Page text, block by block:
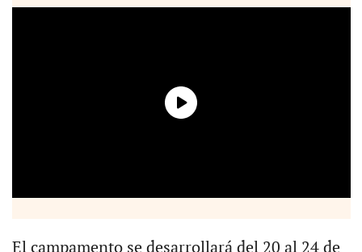
El campamento se desarrollará del 20 al 24 de